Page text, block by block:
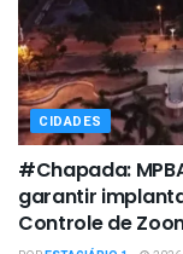
CIDADES
#Chapada:
garantir
Controle de